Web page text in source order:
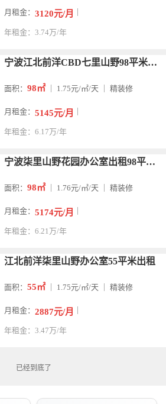
月租金： 3120元/月
年租金：3.74万/年
宁波江北前洋CBD七里山野98平米写字楼出租
面积： 98㎡｜ 1.75元/㎡/天 ｜ 精装修
月租金： 5145元/月
年租金：6.17万/年
宁波柒里山野花园办公室出租98平米精装修带家具出租
面积： 98㎡｜ 1.76元/㎡/天 ｜ 精装修
月租金： 5174元/月
年租金：6.21万/年
江北前洋柒里山野办公室55平米出租
面积： 55㎡｜ 1.75元/㎡/天 ｜ 精装修
月租金： 2887元/月
年租金：3.47万/年
已经到底了